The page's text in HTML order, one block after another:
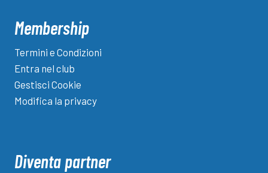
Membership
Termini e Condizioni
Entra nel club
Gestisci Cookie
Modifica la privacy
Diventa partner